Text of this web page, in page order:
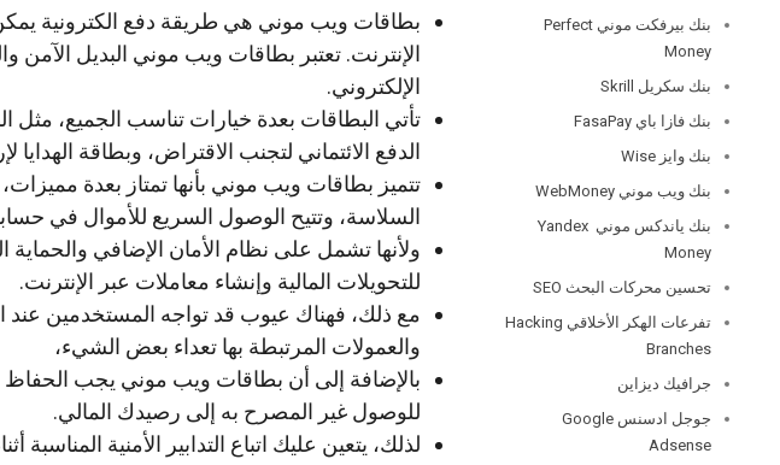
بطاقات ويب موني هي طريقة دفع الكترونية
الإنترنت. تعتبر بطاقات ويب موني البديل الآمن
الإلكتروني.
تأتي البطاقات بعدة خيارات تناسب الجميع، مثل
الدفع الائتماني لتجنب الاقتراض، وبطاقة الهدايا
تتميز بطاقات ويب موني بأنها تمتاز بعدة
السلاسة، وتتيح الوصول السريع للأموال في
ولأنها تشمل على نظام الأمان الإضافي
للتحويلات المالية وإنشاء معاملات عبر الإنترنت.
مع ذلك، فهناك عيوب قد تواجه المستخدمين
والعمولات المرتبطة بها تعداء بعض الشيء،
بالإضافة إلى أن بطاقات ويب موني يجب
للوصول غير المصرح به إلى رصيدك المالي.
لذلك، يتعين عليك اتباع التدابير الأمنية المناسبة
بنك بيرفكت موني Perfect
Money
بنك سكريل Skrill
بنك فازا باي FasaPay
بنك وايز Wise
بنك ويب موني WebMoney
بنك ياندكس موني Yandex
Money
تحسين محركات البحث SEO
تفرعات الهكر الأخلاقي Hacking
Branches
جرافيك ديزاين
جوجل ادسنس Google
Adsense